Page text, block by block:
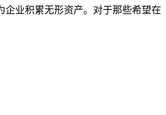
业积累无形资产。对于那些希望在